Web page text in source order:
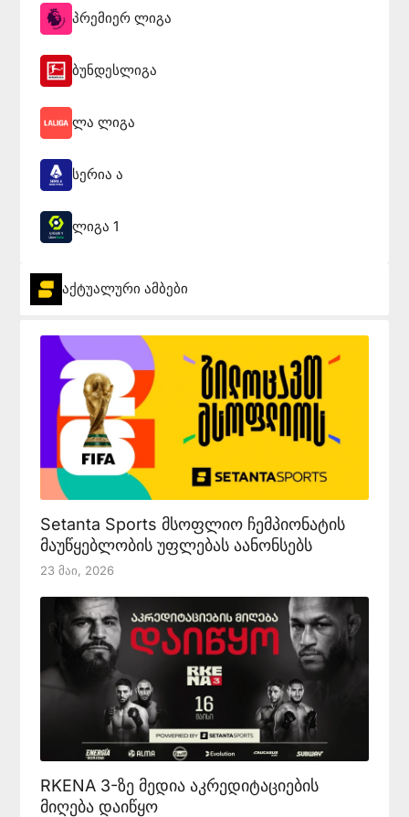
პრემიერ ლიგა
ბუნდესლიგა
ლა ლიგა
სერია ა
ლიგა 1
აქტუალური ამბები
Setanta Sports მსოფლიო ჩემპიონატის
მაუწყებლობის უფლებას აანონსებს
23 Მაი, 2026
RKENA 3-ზე მედია აკრედიტაციების
მიღება დაიწყო